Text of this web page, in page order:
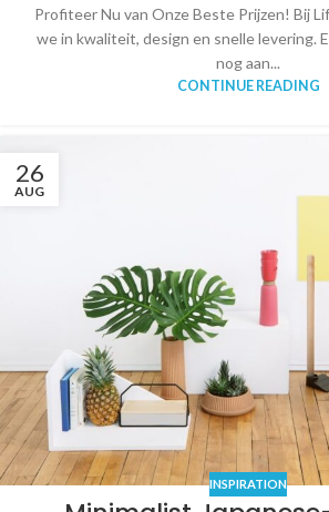
Profiteer Nu van Onze Beste Prijzen! Bij
we in kwaliteit, design en snelle levering.
nog aan...
CONTINUE READING
26
AUG
INSPIRATION